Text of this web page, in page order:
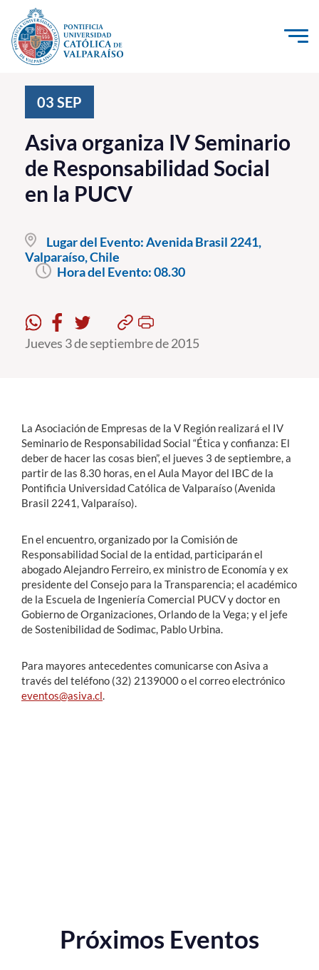
Click acá para ir directamente al contenido
Investigación, Creación e Innovación
PUCV Internacional
Vinculación con el Medio
Pregrado
Postgrado
Formación Continua
Alumni
English
03 SEP
Asiva organiza IV Seminario
de Responsabilidad Social
en la PUCV
Lugar del Evento:Avenida Brasil 2241,
Valparaíso, Chile
Hora del Evento:08.30
Jueves 3 de septiembre de 2015
La Asociación de Empresas de la V Región realizará el IV
Seminario de Responsabilidad Social “Ética y confianza: El
deber de hacer las cosas bien”, el jueves 3 de septiembre, a
partir de las 8.30 horas, en el Aula Mayor del IBC de la
Pontificia Universidad Católica de Valparaíso (Avenida
Brasil 2241, Valparaíso).
En el encuentro, organizado por la Comisión de
Responsabilidad Social de la entidad, participarán el
abogado Alejandro Ferreiro, ex ministro de Economía y ex
presidente del Consejo para la Transparencia; el académico
de la Escuela de Ingeniería Comercial PUCV y doctor en
Gobierno de Organizaciones, Orlando de la Vega; y el jefe
de Sostenibilidad de Sodimac, Pablo Urbina.
Para mayores antecedentes comunicarse con Asiva a
través del teléfono (32) 2139000 o el correo electrónico
eventos@asiva.cl.
Próximos Eventos